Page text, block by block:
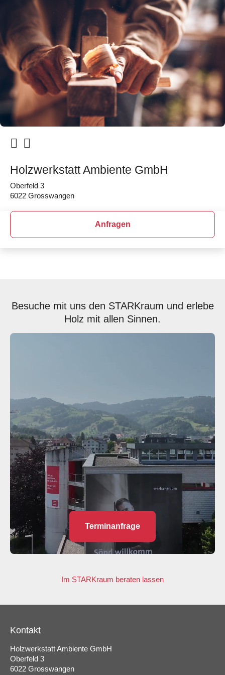
Holzwerkstatt Ambiente GmbH
Oberfeld 3
6022 Grosswangen
Anfragen
Besuche mit uns den STARKraum und erlebe
Holz mit allen Sinnen.
Terminanfrage
Im STARKraum beraten lassen
Kontakt
Holzwerkstatt Ambiente GmbH
Oberfeld 3
6022 Grosswangen